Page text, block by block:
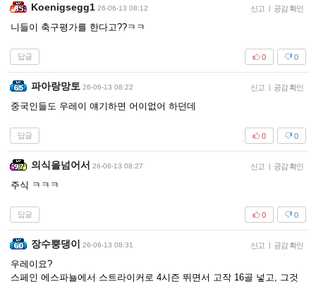
Koenigsegg1 26-06-13 08:12 신고 공감 확인
니들이 축구평가를 한다고??ㅋㅋ
답글 0
0
파아랑망토 26-06-13 08:22 신고 공감 확인
중국인들도 우레이 얘기하면 어이없어 하던데
답글 0
0
의식을넘어서 26-06-13 08:27 신고 공감 확인
주식 ㅋㅋㅋ
답글 0
0
장수뿡댕이 26-06-13 08:31 신고 공감 확인
우레이요?
스페인 에스파뇰에서 스트라이커로 4시즌 뛰면서 고작 16골 넣고, 그것